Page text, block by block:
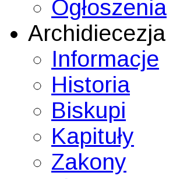
Ogłoszenia
Archidiecezja
Informacje
Historia
Biskupi
Kapituły
Zakony